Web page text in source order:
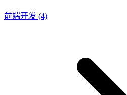
前端开发 (4)